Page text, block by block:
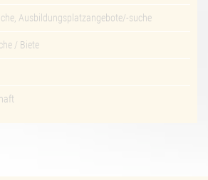
Ausbildungsplatzangebote/-suche
/ Biete